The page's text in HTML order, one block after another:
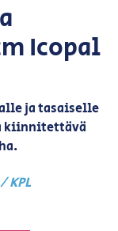
Icopal
ja tasaiselle
kiinnitettävä
/ KPL